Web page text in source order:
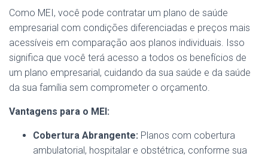
Como MEI, você pode contratar um plano de saúde
empresarial com condições diferenciadas e preços mais
acessíveis em comparação aos planos individuais. Isso
significa que você terá acesso a todos os benefícios de
um plano empresarial, cuidando da sua saúde e da saúde
da sua família sem comprometer o orçamento.
Vantagens para o MEI:
Cobertura Abrangente: Planos com cobertura
ambulatorial, hospitalar e obstétrica, conforme sua